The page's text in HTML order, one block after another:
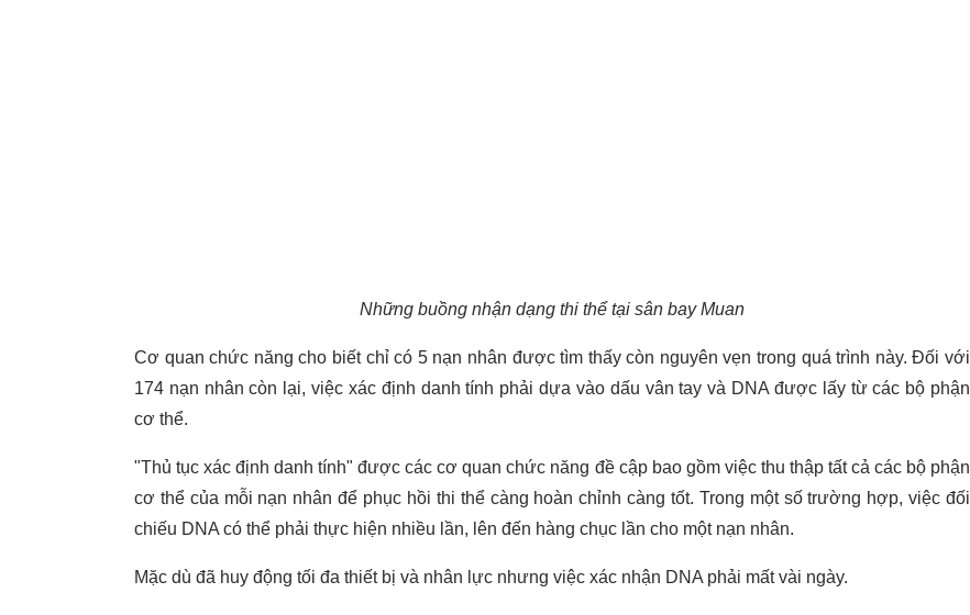
Những buồng nhận dạng thi thể tại sân bay Muan
Cơ quan chức năng cho biết chỉ có 5 nạn nhân được tìm thấy còn nguyên vẹn trong quá trình này. Đối với
174 nạn nhân còn lại, việc xác định danh tính phải dựa vào dấu vân tay và DNA được lấy từ các bộ phận
cơ thể.
"Thủ tục xác định danh tính" được các cơ quan chức năng đề cập bao gồm việc thu thập tất cả các bộ phận
cơ thể của mỗi nạn nhân để phục hồi thi thể càng hoàn chỉnh càng tốt. Trong một số trường hợp, việc đối
chiếu DNA có thể phải thực hiện nhiều lần, lên đến hàng chục lần cho một nạn nhân.
Mặc dù đã huy động tối đa thiết bị và nhân lực nhưng việc xác nhận DNA phải mất vài ngày.